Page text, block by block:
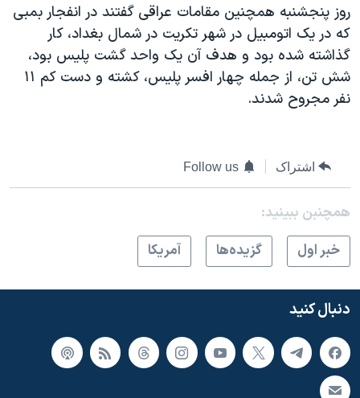
اعتراضات مردمی آبان ۹۸
اسرائیل در جنگ
نرگس محمدی برنده جایزه نوبل صلح
همایش محافظه‌کاران آمریکا «سی‌پک»
روز پنجشنبه همچنین مقامات عراقی گفتند در انفجار بمبی
که در یک اتومبیل در شهر تکریت در شمال بغداد، کار
گذاشته شده بود و هدف آن یک واحد گشت پلیس بود،
شش تن، از جمله چهار افسر پلیس، کشته و دست کم ۱۱
نفر مجروح شدند.
اشتراک Follow us
همچنبن ببینید:
خبر اول
گزيده‌ها آمريکا
دنبال کنید